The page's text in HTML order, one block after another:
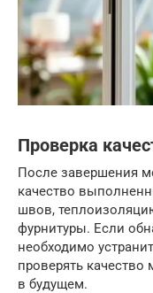
Проверка
После завершения
качество
швов,
фурнитуры. Если
необходимо
проверять
в будущем.